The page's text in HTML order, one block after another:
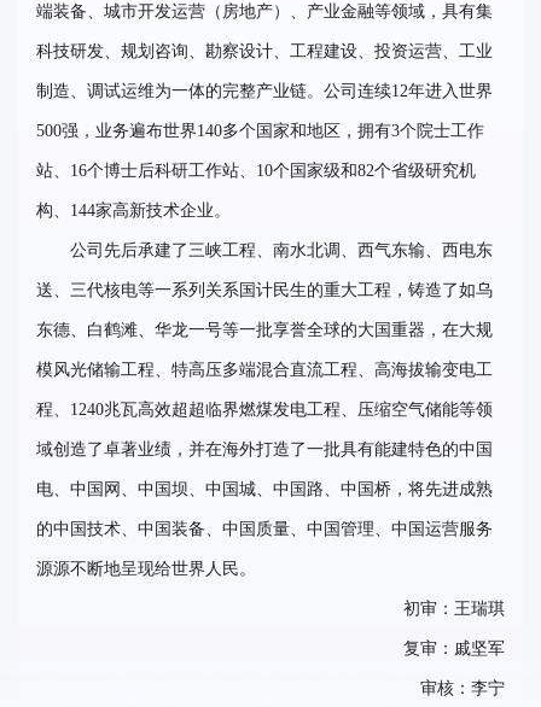
端装备、城市开发运营（房地产）、产业金融等领域，具有集
科技研发、规划咨询、勘察设计、工程建设、投资运营、工业
制造、调试运维为一体的完整产业链。公司连续12年进入世界
500强，业务遍布世界140多个国家和地区，拥有3个院士工作
站、16个博士后科研工作站、10个国家级和82个省级研究机
构、144家高新技术企业。
公司先后承建了三峡工程、南水北调、西气东输、西电东
送、三代核电等一系列关系国计民生的重大工程，铸造了如乌
东德、白鹤滩、华龙一号等一批享誉全球的大国重器，在大规
模风光储输工程、特高压多端混合直流工程、高海拔输变电工
程、1240兆瓦高效超超临界燃煤发电工程、压缩空气储能等领
域创造了卓著业绩，并在海外打造了一批具有能建特色的中国
电、中国网、中国坝、中国城、中国路、中国桥，将先进成熟
的中国技术、中国装备、中国质量、中国管理、中国运营服务
源源不断地呈现给世界人民。
初审：王瑞琪
复审：戚坚军
审核：李宁